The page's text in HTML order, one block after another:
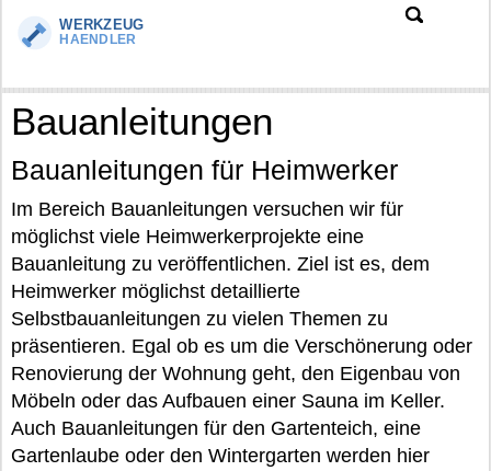
Bauanleitungen
Bauanleitungen für Heimwerker
Im Bereich Bauanleitungen versuchen wir für
möglichst viele Heimwerkerprojekte eine
Bauanleitung zu veröffentlichen. Ziel ist es, dem
Heimwerker möglichst detaillierte
Selbstbauanleitungen zu vielen Themen zu
präsentieren. Egal ob es um die Verschönerung oder
Renovierung der Wohnung geht, den Eigenbau von
Möbeln oder das Aufbauen einer Sauna im Keller.
Auch Bauanleitungen für den Gartenteich, eine
Gartenlaube oder den Wintergarten werden hier